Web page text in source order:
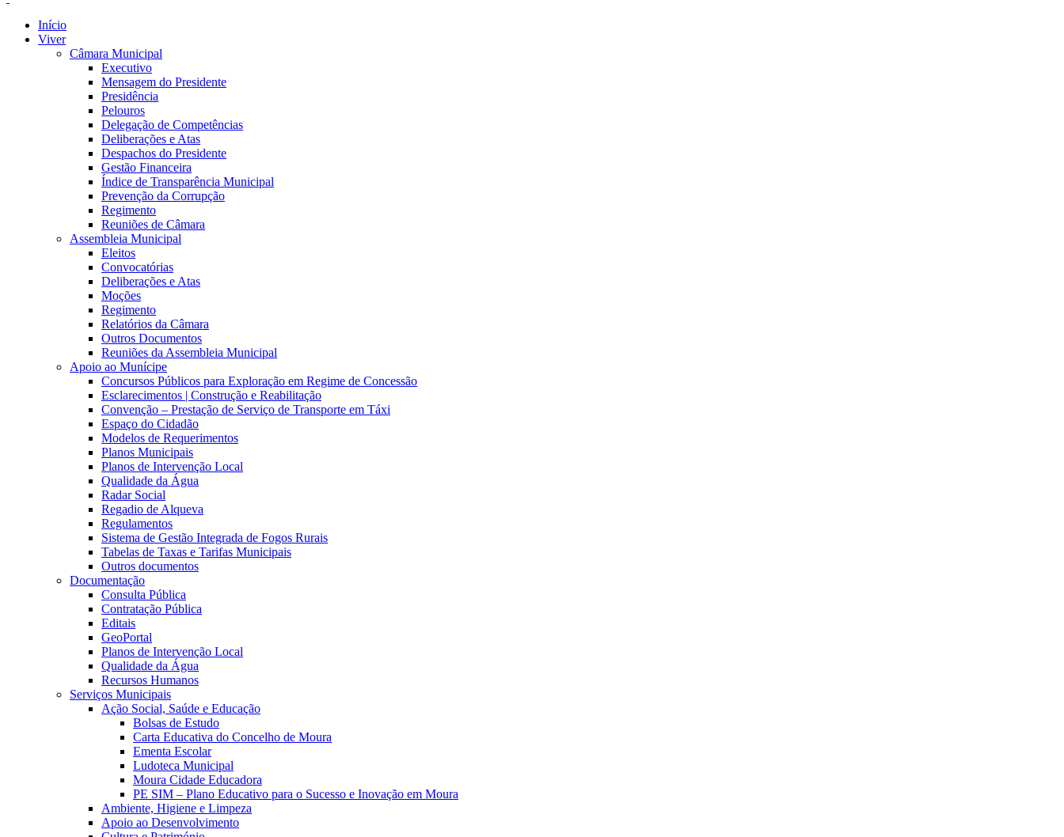
Início
Viver
Câmara Municipal
Executivo
Mensagem do Presidente
Presidência
Pelouros
Delegação de Competências
Deliberações e Atas
Despachos do Presidente
Gestão Financeira
Índice de Transparência Municipal
Prevenção da Corrupção
Regimento
Reuniões de Câmara
Assembleia Municipal
Eleitos
Convocatórias
Deliberações e Atas
Moções
Regimento
Relatórios da Câmara
Outros Documentos
Reuniões da Assembleia Municipal
Apoio ao Munícipe
Concursos Públicos para Exploração em Regime de Concessão
Esclarecimentos | Construção e Reabilitação
Convenção – Prestação de Serviço de Transporte em Táxi
Espaço do Cidadão
Modelos de Requerimentos
Planos Municipais
Planos de Intervenção Local
Qualidade da Água
Radar Social
Regadio de Alqueva
Regulamentos
Sistema de Gestão Integrada de Fogos Rurais
Tabelas de Taxas e Tarifas Municipais
Outros documentos
Documentação
Consulta Pública
Contratação Pública
Editais
GeoPortal
Planos de Intervenção Local
Qualidade da Água
Recursos Humanos
Serviços Municipais
Ação Social, Saúde e Educação
Bolsas de Estudo
Carta Educativa do Concelho de Moura
Ementa Escolar
Ludoteca Municipal
Moura Cidade Educadora
PE SIM – Plano Educativo para o Sucesso e Inovação em Moura
Ambiente, Higiene e Limpeza
Apoio ao Desenvolvimento